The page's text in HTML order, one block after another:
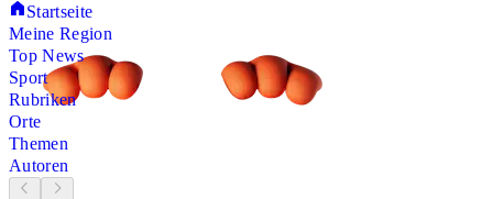
Startseite
Meine Region
Top News
Sport
Rubriken
Orte
Themen
Autoren